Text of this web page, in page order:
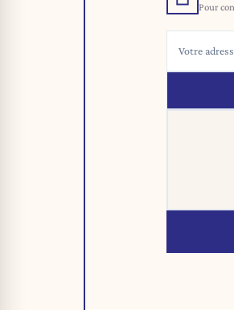
Pour